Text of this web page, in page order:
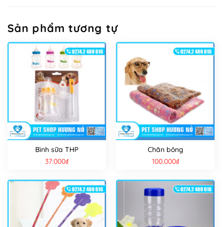
Sản phẩm tương tự
Bình sữa THP
37.000₫
Chăn bông
100.000₫